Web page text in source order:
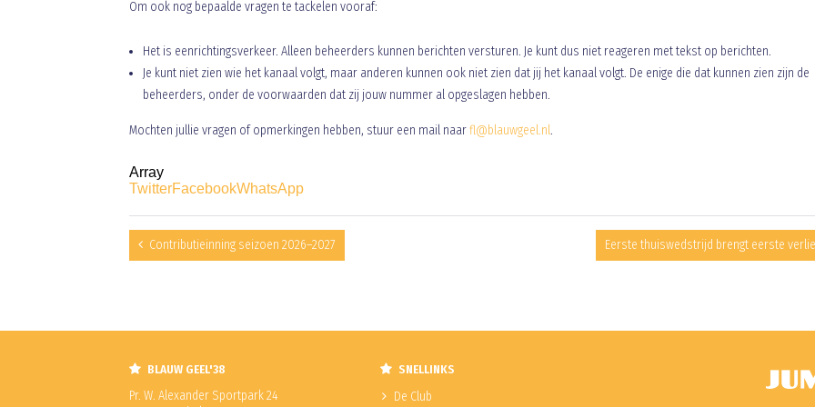
Om ook nog bepaalde vragen te tackelen vooraf:
Het is eenrichtingsverkeer. Alleen beheerders kunnen berichten versturen. Je kunt dus niet reageren met tekst op berichten.
Je kunt niet zien wie het kanaal volgt, maar anderen kunnen ook niet zien dat jij het kanaal volgt. De enige die dat kunnen zien zijn de
beheerders, onder de voorwaarden dat zij jouw nummer al opgeslagen hebben.
Mochten jullie vragen of opmerkingen hebben, stuur een mail naarfl@blauwgeel.nl.
Array
TwitterFacebookWhatsApp
Contributieinning seizoen 2026–2027 Eerste thuiswedstrijd brengt eerste
BLAUW GEEL'38
Pr. W. Alexander Sportpark 24
SNELLINKS
De Club